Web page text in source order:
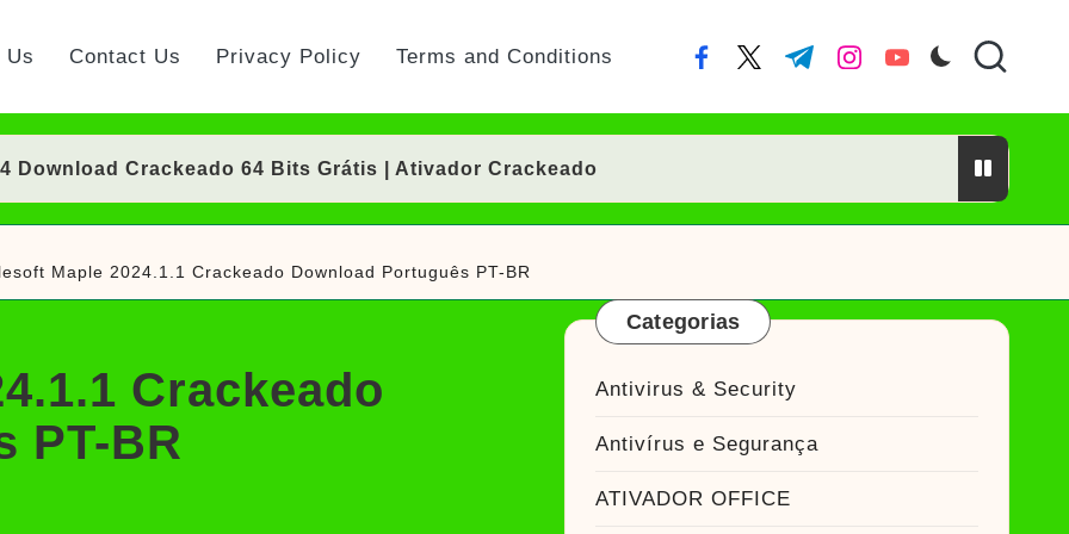
Us Contact Us Privacy Policy Terms and Conditions facebook.com
twitter.com
t.me instagram.com
youtube.com
Download Crackeado 64 Bits Grátis | Ativador Crackeado
Crackeado 64 Bits Português Grátis | Ativador Crackeado
Crackeado Download Português PT-BR
Download Crackeado 64 Bits Grátis | Ativador Crackeado
Download Português PT-BR
Download Grátis + Licença/Serial | Ativador Crackeado
Grátis 64 Bits Português (Portable/Instalador) | Ativador Crackeado
Maple 2024.1.1 Crackeado Download Português PT-BR
Crackeado
PT-BR
Categorias
Antivirus & Security
Antivírus e Segurança
ATIVADOR OFFICE